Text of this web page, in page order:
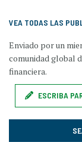
VEA TODAS LAS
Enviado por un
comunidad global
financiera.
ESCRIBA